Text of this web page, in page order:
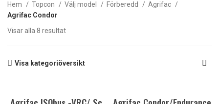
Hem Topcon Välj model Förberedd
Agrifac
Agrifac Condor
Visar alla 8 resultat
Visa kategoriöversikt